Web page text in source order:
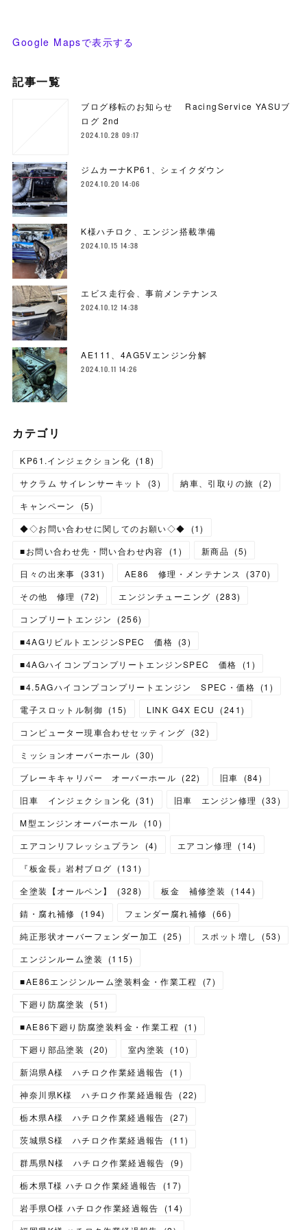
Google Mapsで表示する
記事一覧
ブログ移転のお知らせ RacingService YASUブ
ログ 2nd
2024.10.28 09:17
ジムカーナKP61、シェイクダウン
2024.10.20 14:06
K様ハチロク、エンジン搭載準備
2024.10.15 14:38
エビス走行会、事前メンテナンス
2024.10.12 14:38
AE111、4AG5Vエンジン分解
2024.10.11 14:26
カテゴリ
KP61.インジェクション化 (18)
サクラム サイレンサーキット
(3) 納車、引取りの旅 (2)
キャンペーン
(5)
◆◇お問い合わせに関してのお願い◇◆
(1)
■お問い合わせ先・問い合わせ内容
(1 ) 新商品 (5)
日々の出来事
(331) AE86 修理・メンテナンス (370)
その他 修理
(72) エンジンチューニング (283)
コンプリートエンジン
(256)
■4AGリビルトエンジンSPEC 価格 (3)
■4AGハイコンプコンプリートエンジンSPEC 価格
(1 )
■4.5AGハイコンプコンプリートエンジン SPEC・価格 (1 )
電子スロットル制御 (15) LINK G4X ECU (241)
コンピューター現車合わせセッティング
(32)
ミッションオーバーホール (30)
ブレーキキャリパー オーバーホール (22) 旧車 (84)
旧車 インジェクション化 (31) 旧車 エンジン修理 (33)
M型エンジンオーバーホール
(10)
エアコンリフレッシュプラン
(4) エアコン修理 (14)
『板金長』岩村ブログ (131)
全塗装【オールペン】
(328) 板金 補修塗装 (144)
錆・腐れ補修
(194) フェンダー腐れ補修 (66)
純正形状オーバーフェンダー加工
(25) スポット増し (53)
エンジンルーム塗装
(115)
■AE86エンジンルーム塗装料金・作業工程
(7)
下廻り防腐塗装
(51)
■AE86下廻り防腐塗装料金・作業工程
(1 )
下廻り部品塗装
(20) 室内塗装 (10)
新潟県A様 ハチロク作業経過報告
(1 )
神奈川県K様 ハチロク作業経過報告 (22)
栃木県A様 ハチロク作業経過報告
(27)
茨城県S様 ハチロク作業経過報告
(11)
群馬県N様 ハチロク作業経過報告
(9)
栃木県T様 ハチロク作業経過報告
(17)
岩手県O様 ハチロク作業経過報告
(14)